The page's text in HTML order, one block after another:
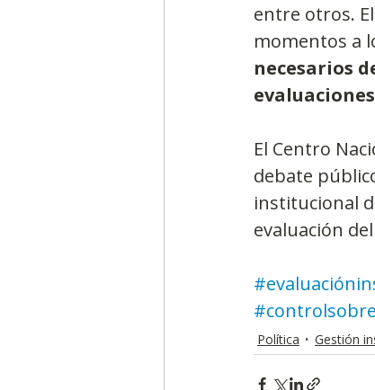
entre otros.
momentos a
necesarios
El Centro
debate
institucional
evaluación
Política Gestión